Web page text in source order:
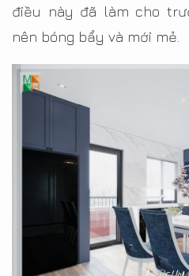
điều này đã làm cho
nên bóng bẩy và mới mẻ.